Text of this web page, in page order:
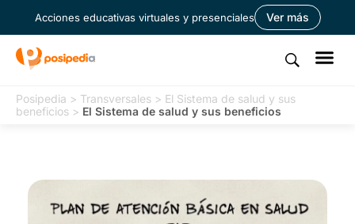
Acciones educativas virtuales y presenciales Ver más
Posipedia > Transversales > El Sistema de salud y sus
beneficios > El Sistema de salud y sus beneficios